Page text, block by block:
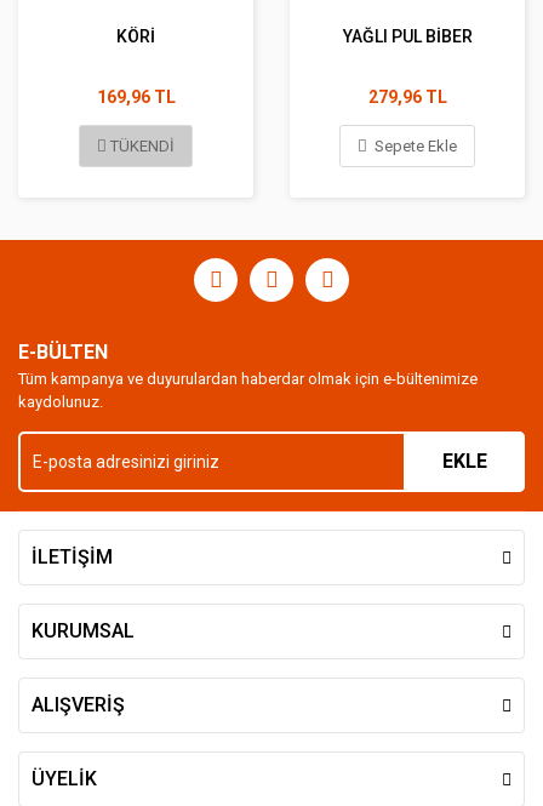
KÖRİ
169,96 TL
TÜKENDİ
YAĞLI PUL BİBER
279,96 TL
Sepete Ekle
E-BÜLTEN
Tüm kampanya ve duyurulardan haberdar olmak için e-bültenimize
kaydolunuz.
EKLE
İLETİŞİM
KURUMSAL
ALIŞVERİŞ
ÜYELİK